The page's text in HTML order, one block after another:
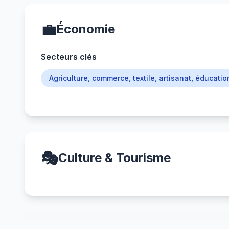
💼Économie
Secteurs clés
Agriculture, commerce, textile, artisanat,
🎭Culture & Tourisme